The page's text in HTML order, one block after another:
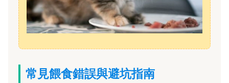
常見餵食錯誤與避坑指南